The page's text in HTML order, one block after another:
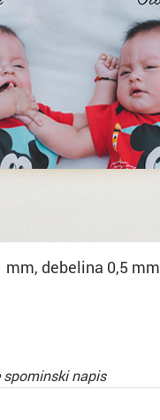
mm, debelina 0,5 mm
spominski napis